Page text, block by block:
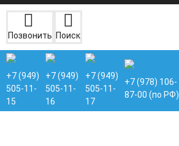
Позвонить Поиск
+7 (949)
505-11-
15
+7 (949)
505-11-
16
+7 (949)
505-11-
17
+7 (978) 106-
87-00 (по РФ)